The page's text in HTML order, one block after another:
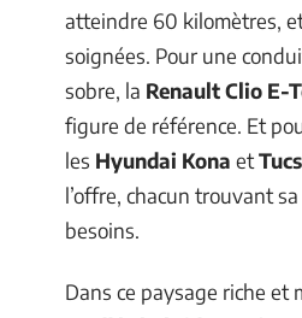
atteindre 60 kilomètres,
soignées. Pour une
sobre, la Renault Clio E-
figure de référence. Et
les Hyundai Kona et
l’offre, chacun trouvant
besoins.
Dans ce paysage riche et